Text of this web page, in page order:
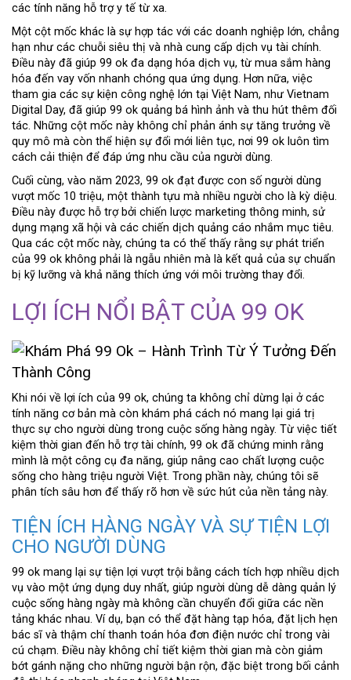
các tính năng hỗ trợ y tế từ xa.
Một cột mốc khác là sự hợp tác với các doanh nghiệp lớn, chẳng
hạn như các chuỗi siêu thị và nhà cung cấp dịch vụ tài chính.
Điều này đã giúp 99 ok đa dạng hóa dịch vụ, từ mua sắm hàng
hóa đến vay vốn nhanh chóng qua ứng dụng. Hơn nữa, việc
tham gia các sự kiện công nghệ lớn tại Việt Nam, như Vietnam
Digital Day, đã giúp 99 ok quảng bá hình ảnh và thu hút thêm đối
tác. Những cột mốc này không chỉ phản ánh sự tăng trưởng về
quy mô mà còn thể hiện sự đổi mới liên tục, nơi 99 ok luôn tìm
cách cải thiện để đáp ứng nhu cầu của người dùng.
Cuối cùng, vào năm 2023, 99 ok đạt được con số người dùng
vượt mốc 10 triệu, một thành tựu mà nhiều người cho là kỳ diệu.
Điều này được hỗ trợ bởi chiến lược marketing thông minh, sử
dụng mạng xã hội và các chiến dịch quảng cáo nhắm mục tiêu.
Qua các cột mốc này, chúng ta có thể thấy rằng sự phát triển
của 99 ok không phải là ngẫu nhiên mà là kết quả của sự chuẩn
bị kỹ lưỡng và khả năng thích ứng với môi trường thay đổi.
LỢI ÍCH NỔI BẬT CỦA 99 OK
Khi nói về lợi ích của 99 ok, chúng ta không chỉ dừng lại ở các
tính năng cơ bản mà còn khám phá cách nó mang lại giá trị
thực sự cho người dùng trong cuộc sống hàng ngày. Từ việc tiết
kiệm thời gian đến hỗ trợ tài chính, 99 ok đã chứng minh rằng
mình là một công cụ đa năng, giúp nâng cao chất lượng cuộc
sống cho hàng triệu người Việt. Trong phần này, chúng tôi sẽ
phân tích sâu hơn để thấy rõ hơn về sức hút của nền tảng này.
TIỆN ÍCH HÀNG NGÀY VÀ SỰ TIỆN LỢI
CHO NGƯỜI DÙNG
99 ok mang lại sự tiện lợi vượt trội bằng cách tích hợp nhiều dịch
vụ vào một ứng dụng duy nhất, giúp người dùng dễ dàng quản lý
cuộc sống hàng ngày mà không cần chuyển đổi giữa các nền
tảng khác nhau. Ví dụ, bạn có thể đặt hàng tạp hóa, đặt lịch hẹn
bác sĩ và thậm chí thanh toán hóa đơn điện nước chỉ trong vài
cú chạm. Điều này không chỉ tiết kiệm thời gian mà còn giảm
bớt gánh nặng cho những người bận rộn, đặc biệt trong bối cảnh